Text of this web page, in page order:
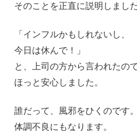
そのことを正直に説明しました
「インフルかもしれないし、
今日は休んで！」
と、上司の方から言われたので
ほっと安心しました。
誰だって、風邪をひくのです。
体調不良にもなります。